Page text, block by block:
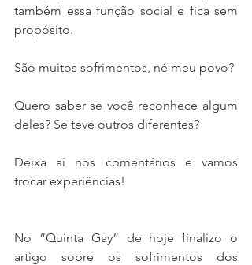
também essa função social e fica sem
propósito.
São muitos sofrimentos, né meu povo?
Quero saber se você reconhece algum
deles? Se teve outros diferentes?
Deixa aí nos comentários e vamos
trocar experiências!
No “Quinta Gay” de hoje finalizo o
artigo sobre os sofrimentos dos